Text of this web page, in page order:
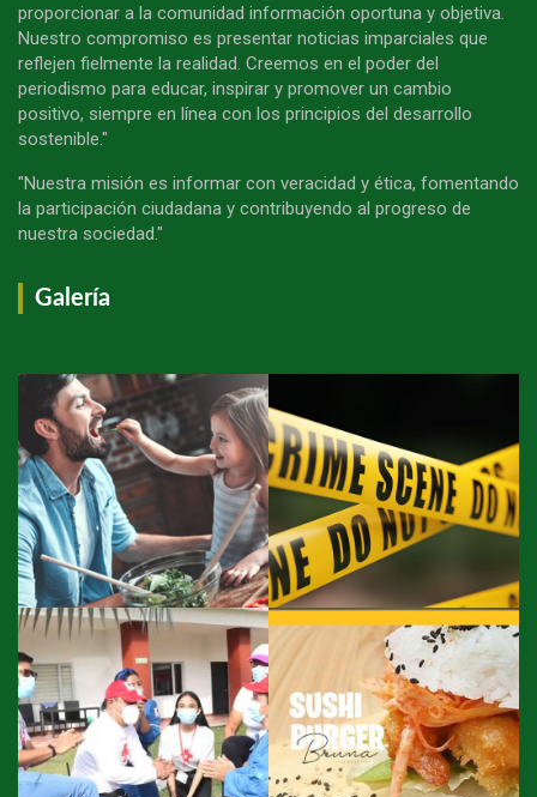
proporcionar a la comunidad información oportuna y objetiva.
Nuestro compromiso es presentar noticias imparciales que
reflejen fielmente la realidad. Creemos en el poder del
periodismo para educar, inspirar y promover un cambio
positivo, siempre en línea con los principios del desarrollo
sostenible."
"Nuestra misión es informar con veracidad y ética, fomentando
la participación ciudadana y contribuyendo al progreso de
nuestra sociedad."
Galería